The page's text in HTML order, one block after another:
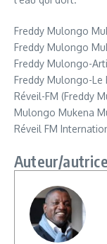
Freddy Mulongo
Freddy Mulongo
Freddy Mulongo-
Freddy Mulongo-Le
Réveil-FM (Freddy
Mulongo Mukena
Réveil FM
Auteur/autrice